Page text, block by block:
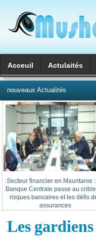
Acceuil Actulaités
nouveaux Actualités
Secteur financier en Mauritanie
Banque Centrale passe au
risques bancaires et les défis
assurances
Les